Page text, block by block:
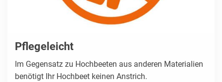
Pflegeleicht
Im Gegensatz zu Hochbeeten aus anderen Materialien
benötigt Ihr Hochbeet keinen Anstrich.